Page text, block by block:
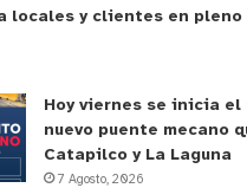
locales y clientes en pleno
Hoy viernes se inicia
nuevo puente mecano
Catapilco y La Laguna
7 Agosto, 2026